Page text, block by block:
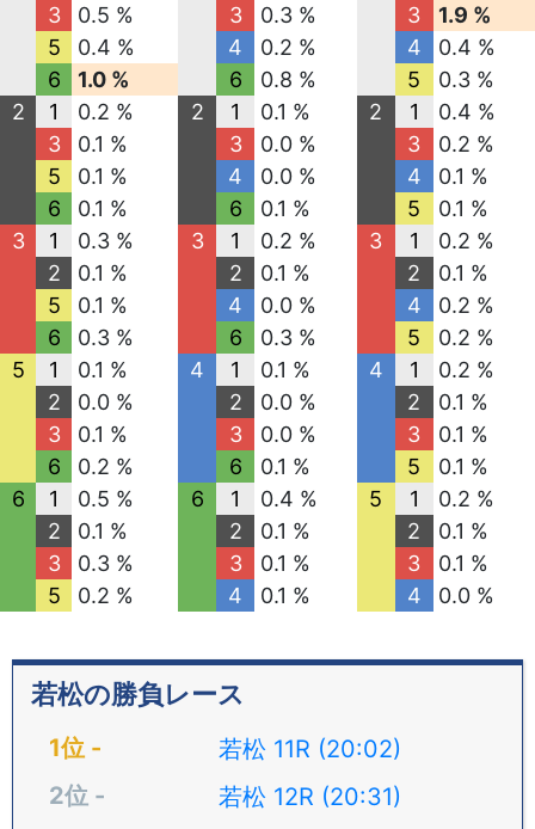
3
0.5 %
5
0.4 %
6
1.0 %
2
1
0.2 %
3
0.1 %
5
0.1 %
6
0.1 %
3
1
0.3 %
2
0.1 %
5
0.1 %
6
0.3 %
5
1
0.1 %
2
0.0 %
3
0.1 %
6
0.2 %
6
1
0.5 %
2
0.1 %
3
0.3 %
5
0.2 %
3
0.3 %
4
0.2 %
6
0.8 %
2
1
0.1 %
3
0.0 %
4
0.0 %
6
0.1 %
3
1
0.2 %
2
0.1 %
4
0.0 %
6
0.3 %
4
1
0.1 %
2
0.0 %
3
0.0 %
6
0.1 %
6
1
0.4 %
2
0.1 %
3
0.1 %
4
0.1 %
3
1.9 %
4
0.4 %
5
0.3 %
2
1
0.4 %
3
0.2 %
4
0.1 %
5
0.1 %
3
1
0.2 %
2
0.1 %
4
0.2 %
5
0.2 %
4
1
0.2 %
2
0.1 %
3
0.1 %
5
0.1 %
5
1
0.2 %
2
0.1 %
3
0.1 %
4
0.0 %
若松の勝負レース
若松 11R (20:02)
若松 12R (20:31)